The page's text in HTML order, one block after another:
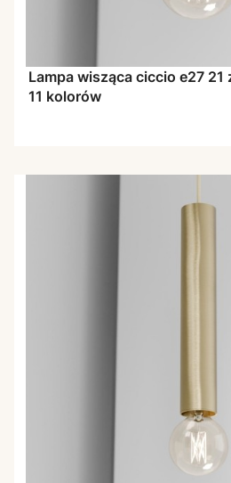
Lampa wisząca ciccio e27 21
11 kolorów